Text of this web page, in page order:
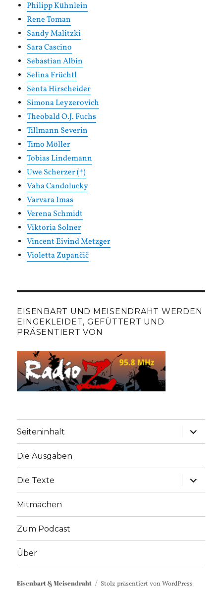
Philipp Kühnlein
Rene Toman
Sandy Malitzki
Sara Cascino
Sebastian Albin
Selina Früchtl
Senta Hirscheider
Simona Leyzerovich
Theobald O.J. Fuchs
Tillmann Severin
Timo Möller
Tobias Lindemann
Uwe Scherzer (†)
Vaha Candolucky
Varvara Imas
Verena Schmidt
Viktoria Solner
Vincent Eivind Metzger
Violetta Zupančič
EISENBART UND MEISENDRAHT WERDEN
EINGEKLEIDET, GEFÜTTERT UND
PRÄSENTIERT VON
Seiteninhalt
Die Ausgaben
Die Texte
Mitmachen
Zum Podcast
Über
Eisenbart & Meisendraht Stolz präsentiert von WordPress